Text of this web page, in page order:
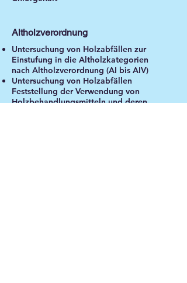
Altholzverordnung
Untersuchung von Holzabfällen zur
Einstufung in die Altholzkategorien
nach Altholzverordnung (AI bis AIV)
Untersuchung von Holzabfällen
Feststellung der Verwendung von
Holzbehandlungsmitteln und deren